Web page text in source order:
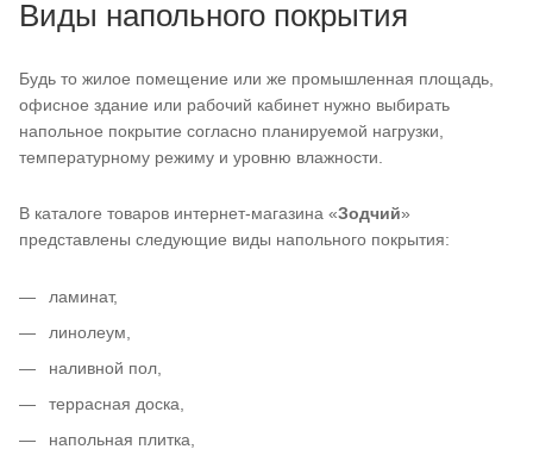
Виды напольного покрытия
Будь то жилое помещение или же промышленная площадь,
офисное здание или рабочий кабинет нужно выбирать
напольное покрытие согласно планируемой нагрузки,
температурному режиму и уровню влажности.
В каталоге товаров интернет-магазина «Зодчий»
представлены следующие виды напольного покрытия:
ламинат,
линолеум,
наливной пол,
террасная доска,
напольная плитка,